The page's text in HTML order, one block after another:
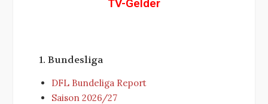
TV-Gelder
1. Bundesliga
DFL Bundeliga Report
Saison 2026/27